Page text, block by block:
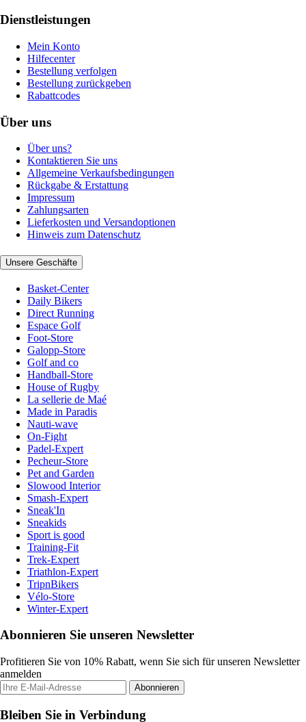
Dienstleistungen
Mein Konto
Hilfecenter
Bestellung verfolgen
Bestellung zurückgeben
Rabattcodes
Über uns
Über uns?
Kontaktieren Sie uns
Allgemeine Verkaufsbedingungen
Rückgabe & Erstattung
Impressum
Zahlungsarten
Lieferkosten und Versandoptionen
Hinweis zum Datenschutz
Unsere Geschäfte
Basket-Center
Daily Bikers
Direct Running
Espace Golf
Foot-Store
Galopp-Store
Golf and co
Handball-Store
House of Rugby
La sellerie de Maé
Made in Paradis
Nauti-wave
On-Fight
Padel-Expert
Pecheur-Store
Pet and Garden
Slowood Interior
Smash-Expert
Sneak'In
Sneakids
Sport is good
Training-Fit
Trek-Expert
Triathlon-Expert
TripnBikers
Vélo-Store
Winter-Expert
Abonnieren Sie unseren Newsletter
Profitieren Sie von 10% Rabatt, wenn Sie sich für unseren Newsletter
anmelden
Abonnieren
Bleiben Sie in Verbindung